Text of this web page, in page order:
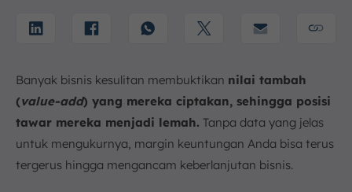
1. Sektor Primer
3. Sektor Tersier
Perbandingan Pendekatan Produksi dengan
Pendekatan Lainnya
1. Pendekatan Produksi (Production Approach)
2. Pendekatan Pendapatan (Income Approach)
Banyak bisnis kesulitan membuktikan nilai tambah
(value-add) yang mereka ciptakan, sehingga posisi
tawar mereka menjadi lemah. Tanpa data yang jelas
untuk mengukurnya, margin keuntungan Anda bisa terus
tergerus hingga mengancam keberlanjutan bisnis.